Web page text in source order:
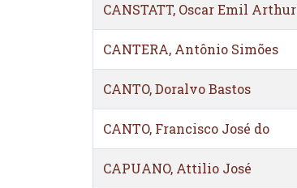
CANSTATT, Oscar Emil Arthur
CANTERA, Antônio Simões
CANTO, Doralvo Bastos
CANTO, Francisco José do
CAPUANO, Attilio José